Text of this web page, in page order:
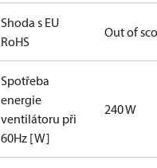
Shoda s EU
RoHS
Out of
Spotřeba
energie
ventilátoru při
60Hz [W]
240 W